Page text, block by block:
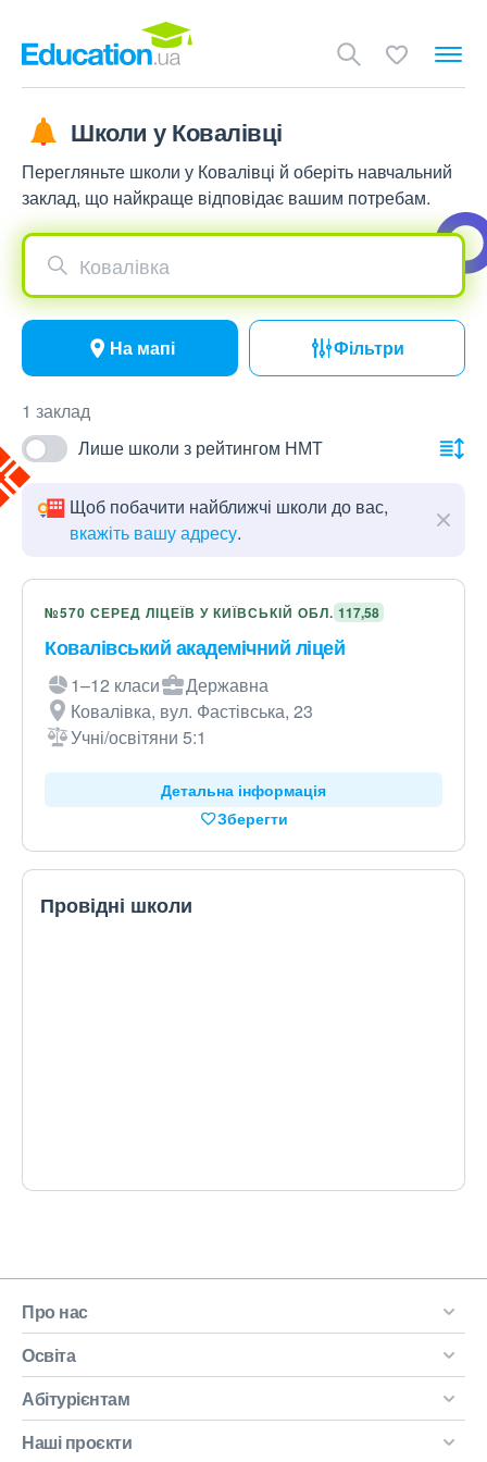
Школи у Ковалівці
Перегляньте школи у Ковалівці й оберіть навчальний
заклад, що найкраще відповідає вашим потребам.
Ковалівка
На мапі Фільтри
1 заклад
Лише школи з рейтингом НМТ
Щоб побачити найближчі школи до вас,
вкажіть вашу адресу.
№570 СЕРЕД ЛІЦЕЇВ У КИЇВСЬКІЙ ОБЛ. 117,58
Ковалівський академічний ліцей
1–12 класи
Державна
Ковалівка, вул. Фастівська, 23
Учні/освітяни 5:1
Детальна інформація
Зберегти
Провідні школи
Про нас
Освіта
Абітурієнтам
Наші проєкти